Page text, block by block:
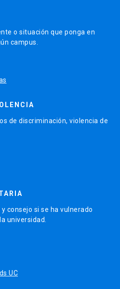
o situación que ponga en
campus.
de discriminación, violencia de
consejo si se ha vulnerado
universidad.
UC